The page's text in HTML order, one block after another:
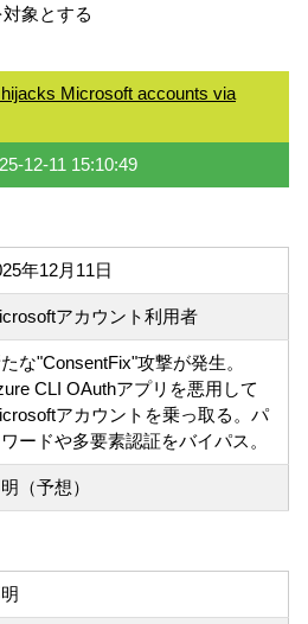
象とする
Microsoft accounts via
12-11 15:10:49
年12月11日
アカウント利用者
な"ConsentFix"攻撃が発生。
CLI OAuthアプリを悪用して
アカウントを乗っ取る。パ
ードや多要素認証をバイパス。
（予想）